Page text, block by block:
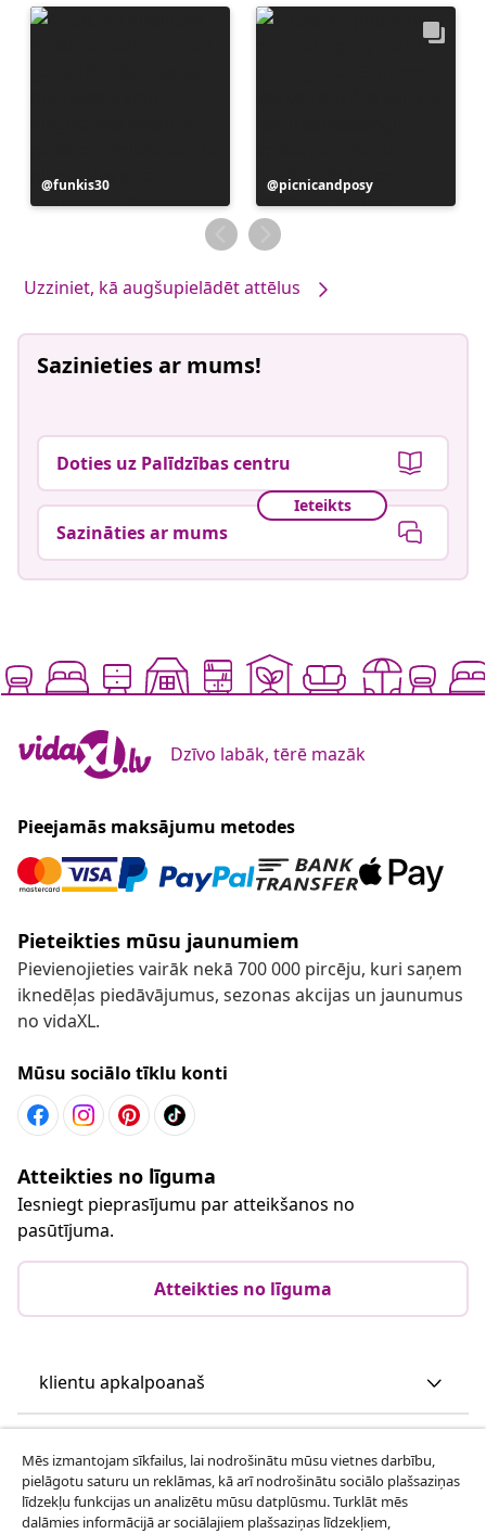
Ierakstu
publicējis
funkis30
Ierakstu
publicējis
picnicandposy
Uzziniet, kā augšupielādēt attēlus
Sazinieties ar mums!
Doties uz Palīdzības centru
Ieteikts
Sazināties ar mums
Dzīvo labāk, tērē mazāk
Pieejamās maksājumu metodes
Pieteikties mūsu jaunumiem
Pievienojieties vairāk nekā 700 000 pircēju, kuri saņem
iknedēļas piedāvājumus, sezonas akcijas un jaunumus
no vidaXL.
Mūsu sociālo tīklu konti
Atteikties no līguma
Iesniegt pieprasījumu par atteikšanos no
pasūtījuma.
Atteikties no līguma
klientu apkalpoanaš
vidaXL
Mēs izmantojam sīkfailus, lai nodrošinātu mūsu vietnes darbību,
pielāgotu saturu un reklāmas, kā arī nodrošinātu sociālo plašsaziņas
līdzekļu funkcijas un analizētu mūsu datplūsmu. Turklāt mēs
dalāmies informācijā ar sociālajiem plašsaziņas līdzekļiem,